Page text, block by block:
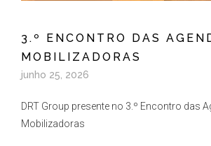
3.º ENCONTRO DAS
MOBILIZADORAS
junho 25, 2026
DRT Group presente no 3.º Encontro das
Mobilizadoras